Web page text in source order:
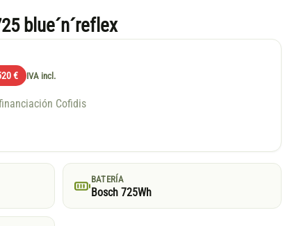
blue´n´reflex
€ IVA incl.
Cofidis
BATERÍA
Bosch 725Wh